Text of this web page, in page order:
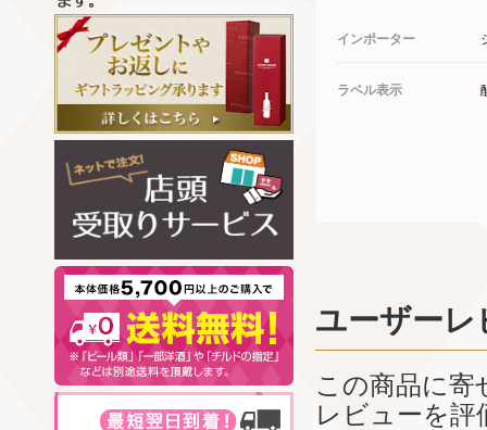
インポーター
ラベル表示
ユーザーレ
この商品に
レビューを評